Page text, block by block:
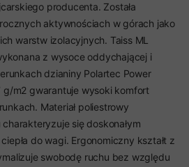
producenta. Została
aktywnościach w górach jako
warstw izolacyjnych. Taiss ML
z wysoce oddychającej i
dzianiny Polartec Power
g/m2 gwarantuje wysoki komfort
Materiał poliestrowy
się doskonałym
do wagi. Ergonomiczny kształt z
swobodę ruchu bez względu